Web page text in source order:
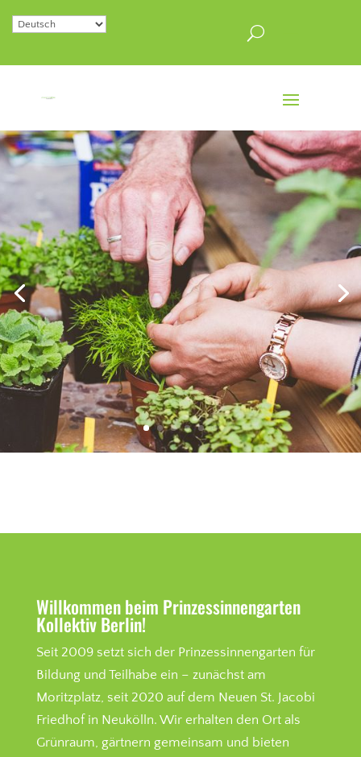
Willkommen beim Prinzessinnengarten
Kollektiv Berlin!
Seit 2009 setzt sich der Prinzessinnengarten für
Bildung und Teilhabe ein – zunächst am
Moritzplatz, seit 2020 auf dem Neuen St. Jacobi
Friedhof in Neukölln. Wir erhalten den Ort als
Grünraum, gärtnern gemeinsam und bieten